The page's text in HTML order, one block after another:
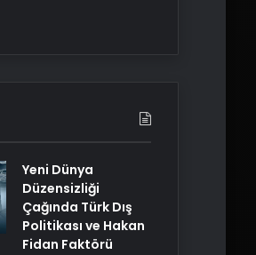
Yeni Dünya
Düzensizliği
Çağında Türk Dış
Politikası ve Hakan
Fidan Faktörü